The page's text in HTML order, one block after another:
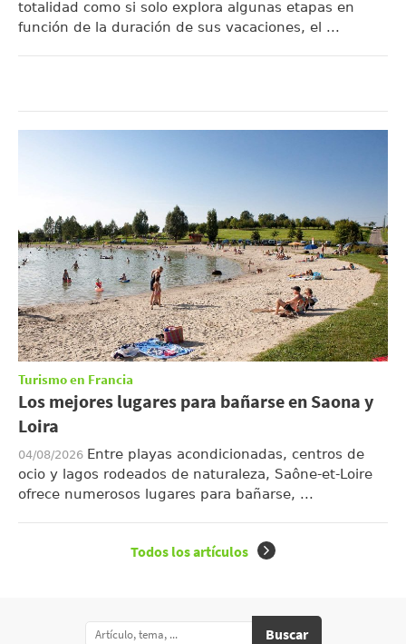
totalidad como si solo explora algunas etapas en
función de la duración de sus vacaciones, el ...
Turismo en Francia
Los mejores lugares para bañarse en Saona y
Loira
04/08/2026 Entre playas acondicionadas, centros de
ocio y lagos rodeados de naturaleza, Saône-et-Loire
ofrece numerosos lugares para bañarse, ...
Todos los artículos
Buscar